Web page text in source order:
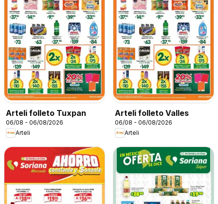
Arteli folleto Tuxpan
06/08 - 06/08/2026
Arteli
Arteli folleto Valles
06/08 - 06/08/2026
Arteli